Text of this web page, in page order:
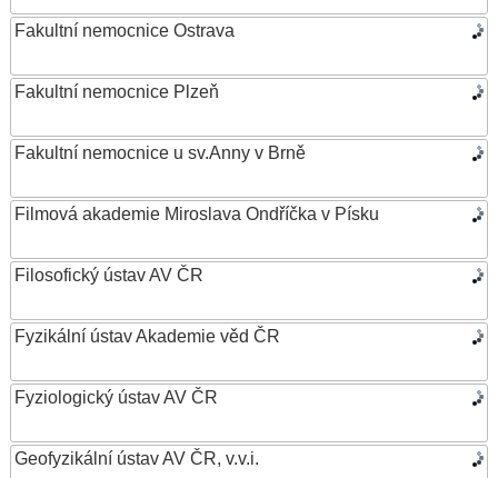
Fakultní nemocnice Ostrava
Fakultní nemocnice Plzeň
Fakultní nemocnice u sv.Anny v Brně
Filmová akademie Miroslava Ondříčka v Písku
Filosofický ústav AV ČR
Fyzikální ústav Akademie věd ČR
Fyziologický ústav AV ČR
Geofyzikální ústav AV ČR, v.v.i.